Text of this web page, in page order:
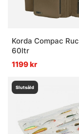
Korda Compac
60ltr
1199 kr
Slutsåld